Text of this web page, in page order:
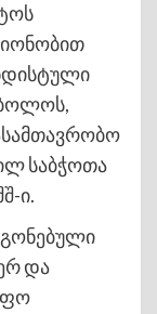
ბოლოს,
საბჭოთა
ი.
და